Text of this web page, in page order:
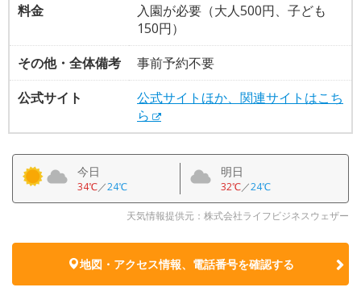
料金
入園が必要（大人500円、子ども
150円）
その他・全体備考
事前予約不要
公式サイト
公式サイトほか、関連サイトはこち
ら
今日
34℃／24℃
明日
32℃／24℃
天気情報提供元：株式会社ライフビジネスウェザー
地図・アクセス情報、電話番号を確認する